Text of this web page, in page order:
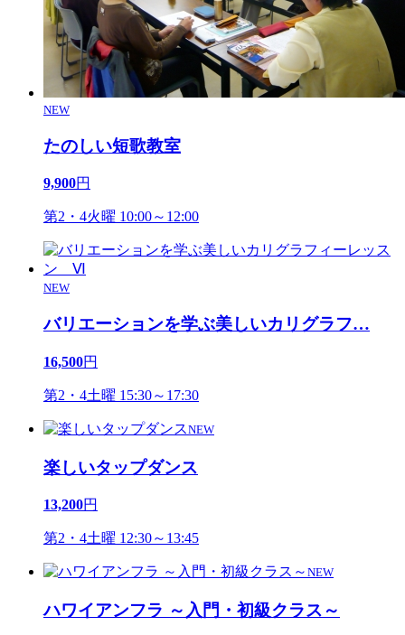
NEW
たのしい短歌教室
9,900円
第2・4火曜 10:00～12:00
NEW
バリエーションを学ぶ美しいカリグラフ…
16,500円
第2・4土曜 15:30～17:30
NEW
楽しいタップダンス
13,200円
第2・4土曜 12:30～13:45
NEW
ハワイアンフラ ～入門・初級クラス～